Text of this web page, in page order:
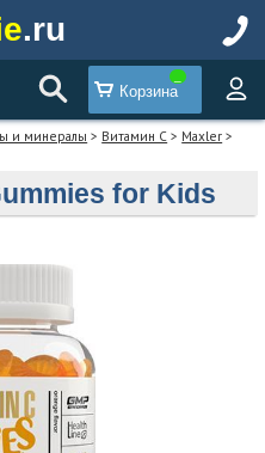
.ru
Корзина
и минералы > Витамин С > Maxler >
for Kids